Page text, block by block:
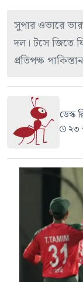
সুপার ওভারে
দল। টসে জিতে
প্রতিপক্ষ
ডেস্ক
২৩